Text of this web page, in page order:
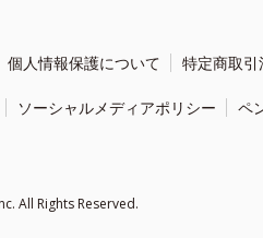
個人情報保護について 特定商取
ソーシャルメディアポリシー ペ
All Rights Reserved.